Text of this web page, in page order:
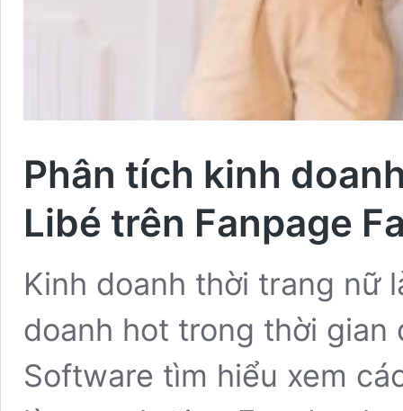
Phân tích kinh
Libé trên Fanpage
Kinh doanh thời trang nữ
doanh hot trong thời gian
Software tìm hiểu xem